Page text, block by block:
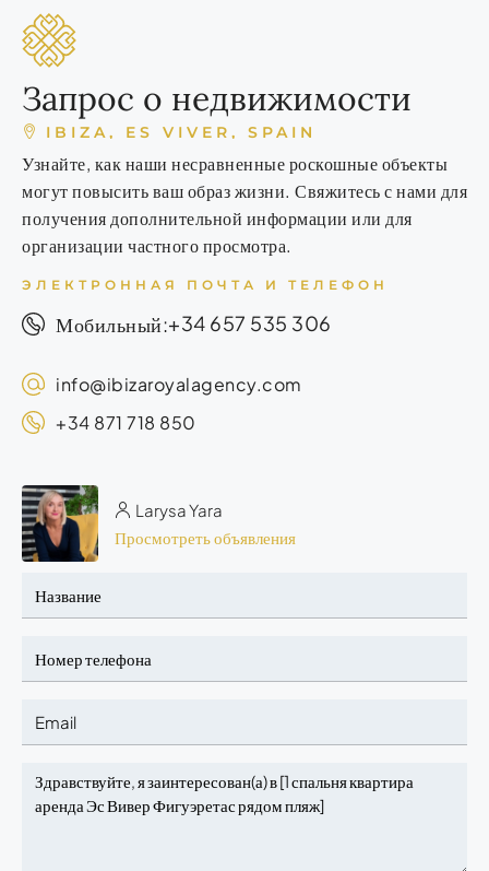
Запрос о недвижимости
IBIZA, ES VIVER, SPAIN
Узнайте, как наши несравненные роскошные объекты
могут повысить ваш образ жизни. Свяжитесь с нами для
получения дополнительной информации или для
организации частного просмотра.
ЭЛЕКТРОННАЯ ПОЧТА И ТЕЛЕФОН
Мобильный:+34 657 535 306
info@ibizaroyalagency.com
+34 871 718 850
Larysa Yara
Просмотреть объявления